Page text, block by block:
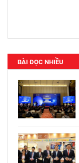
BÀI ĐỌC NHIỀU